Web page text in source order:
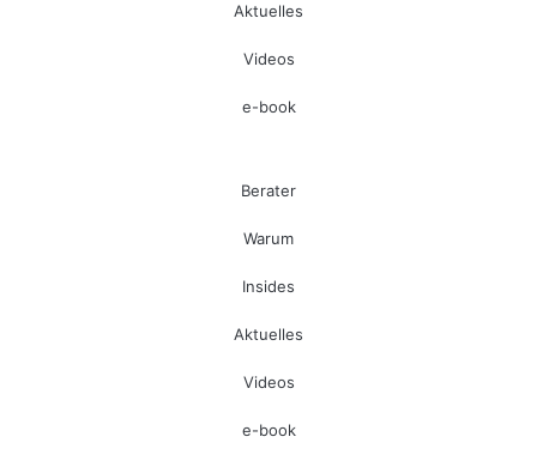
Aktuelles
Videos
e-book
Berater
Warum
Insides
Aktuelles
Videos
e-book